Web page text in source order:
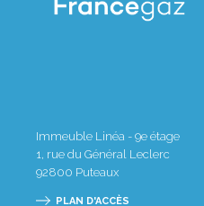
Immeuble Linéa - 9e étage
1, rue du Général Leclerc
92800 Puteaux
PLAN D'ACCÈS